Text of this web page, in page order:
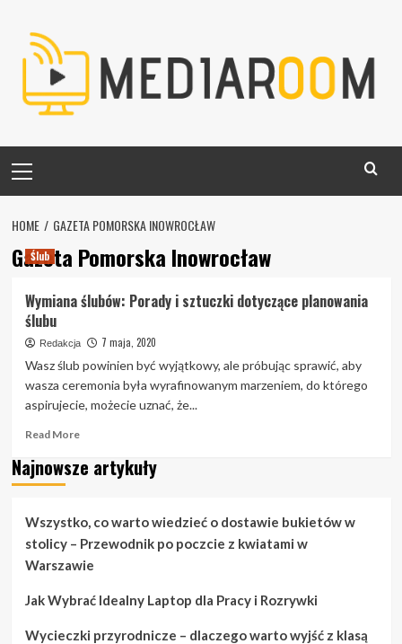
content
Menu
HOME GAZETA POMORSKA INOWROCŁAW
Gazeta Pomorska Inowrocław
Ślub
Wymiana ślubów: Porady i sztuczki dotyczące planowania
ślubu
Redakcja 7 maja, 2020
Wasz ślub powinien być wyjątkowy, ale próbując sprawić, aby
wasza ceremonia była wyrafinowanym marzeniem, do którego
aspirujecie, możecie uznać, że...
Read MoreRead
about
Wymiana
sztuczki
dotyczące
ślubu
Najnowsze artykuły
Wszystko, co warto wiedzieć o dostawie bukietów w
stolicy – Przewodnik po poczcie z kwiatami w
Warszawie
Jak Wybrać Idealny Laptop dla Pracy i Rozrywki
Wycieczki przyrodnicze – dlaczego warto wyjść z klasą